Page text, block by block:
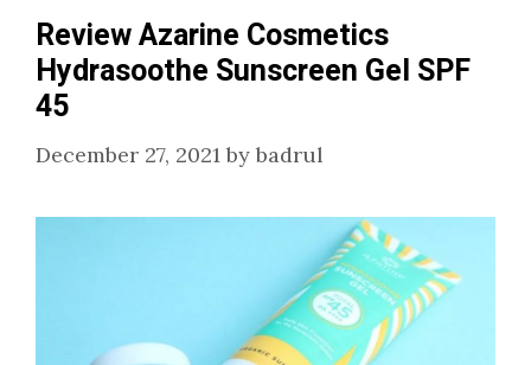
Review Azarine Cosmetics
Hydrasoothe Sunscreen Gel SPF
45
December 27, 2021 bybadrul